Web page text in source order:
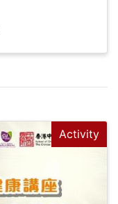
Activity